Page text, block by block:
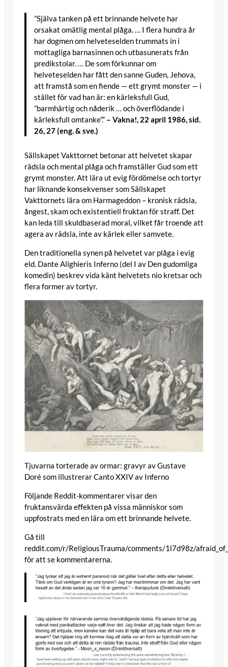
”Själva tanken på ett brinnande helvete har
orsakat omätlig mental plåga. … I flera hundra år
har dogmen om helveteselden trummats in i
mottagliga barnasinnen och utbasunerats från
predikstolar. … De som förkunnar om
helveteselden har fått den sanne Guden, Jehova,
att framstå som en fiende — ett grymt monster — i
stället för vad han är: en kärleksfull Gud,
”barmhärtig och nåderik … och överflödande i
kärleksfull omtanke”.” – Vakna!, 22 april 1986, sid.
26, 27 (eng. & sve.)
Sällskapet Vakttornet betonar att helvetet skapar
rädsla och mental plåga och framställer Gud som ett
grymt monster. Att lära ut evig fördömelse och tortyr
har liknande konsekvenser som Sällskapet
Vakttornets lära om Harmageddon – kronisk rädsla,
ångest, skam och existentiell fruktan för straff. Det
kan leda till skuldbaserad moral, vilket får troende att
agera av rädsla, inte av kärlek eller samvete.
Den traditionella synen på helvetet var plåga i evig
eld. Dante Alighieris Inferno (del I av Den gudomliga
komedin) beskrev vida känt helvetets nio kretsar och
flera former av tortyr.
Tjuvarna torterade av ormar: gravyr av Gustave
Doré som illustrerar Canto XXIV av Inferno
Följande Reddit-kommentarer visar den
fruktansvärda effekten på vissa människor som
uppfostrats med en lära om ett brinnande helvete.
Gå till
reddit.com/r/ReligiousTrauma/comments/1l7d98z/
för att se kommentarerna.